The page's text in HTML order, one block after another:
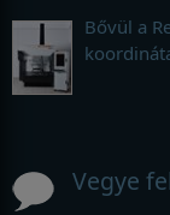
Bővül a
Vegye